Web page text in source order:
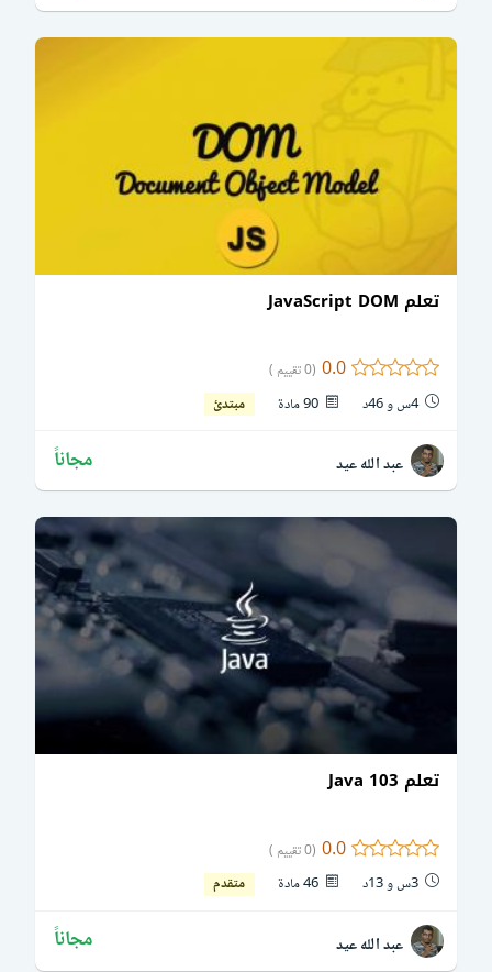
تعلم JavaScript DOM
0.0 (0 تقييم )
4س و 46د 90 مادة مبتدئ
عبد الله عيد مجاناً
تعلم Java 103
0.0 (0 تقييم )
3س و 13د 46 مادة متقدم
عبد الله عيد مجاناً